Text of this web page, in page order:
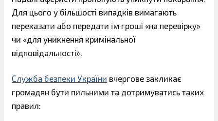
Для цього у більшості випадків вимагають
переказати або передати їм гроші «на перевірку»
чи «для уникнення кримінальної
відповідальності».
Служба безпеки України вчергове закликає
громадян бути пильними та дотримуватись таких
правил: